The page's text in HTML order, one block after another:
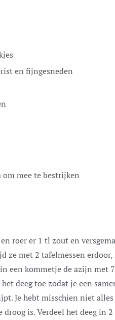
en fijngesneden
mee te bestrijken
roer er 1 tl zout en
ze met 2 tafelmessen erdoor,
een kommetje de azijn met
deeg toe zodat je een
Je hebt misschien niet
is. Verdeel het deeg in